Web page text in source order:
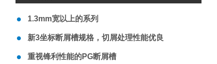
1.3mm宽以上的系列
新3坐标断屑槽规格，切屑处理性能优良
重视锋利性能的PG断屑槽